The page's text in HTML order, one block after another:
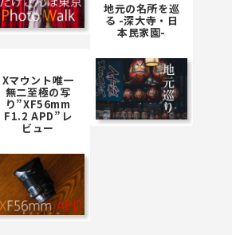
地元の名所を巡
る -深大寺・日
本民家園-
Xマウント唯一
無二至極の写
り”XF56mm
F1.2 APD”レ
ビュー